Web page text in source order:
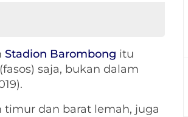
Stadion Barombong itu
saja, bukan dalam
timur dan barat lemah, juga